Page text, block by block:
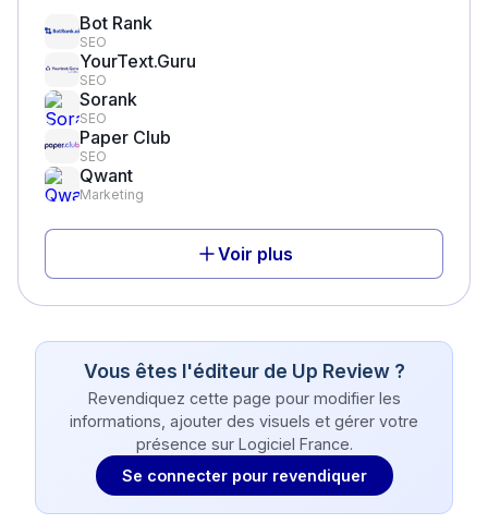
Bot Rank
SEO
YourText.Guru
SEO
Sorank
SEO
Paper Club
SEO
Qwant
Marketing
Voir plus
Vous êtes l'éditeur de Up Review?
Revendiquez cette page pour modifier les
informations, ajouter des visuels et gérer votre
présence sur Logiciel France.
Se connecter pour revendiquer